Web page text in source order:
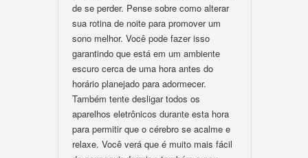
de se perder. Pense sobre como alterar
sua rotina de noite para promover um
sono melhor. Você pode fazer isso
garantindo que está em um ambiente
escuro cerca de uma hora antes do
horário planejado para adormecer.
Também tente desligar todos os
aparelhos eletrônicos durante esta hora
para permitir que o cérebro se acalme e
relaxe. Você verá que é muito mais fácil